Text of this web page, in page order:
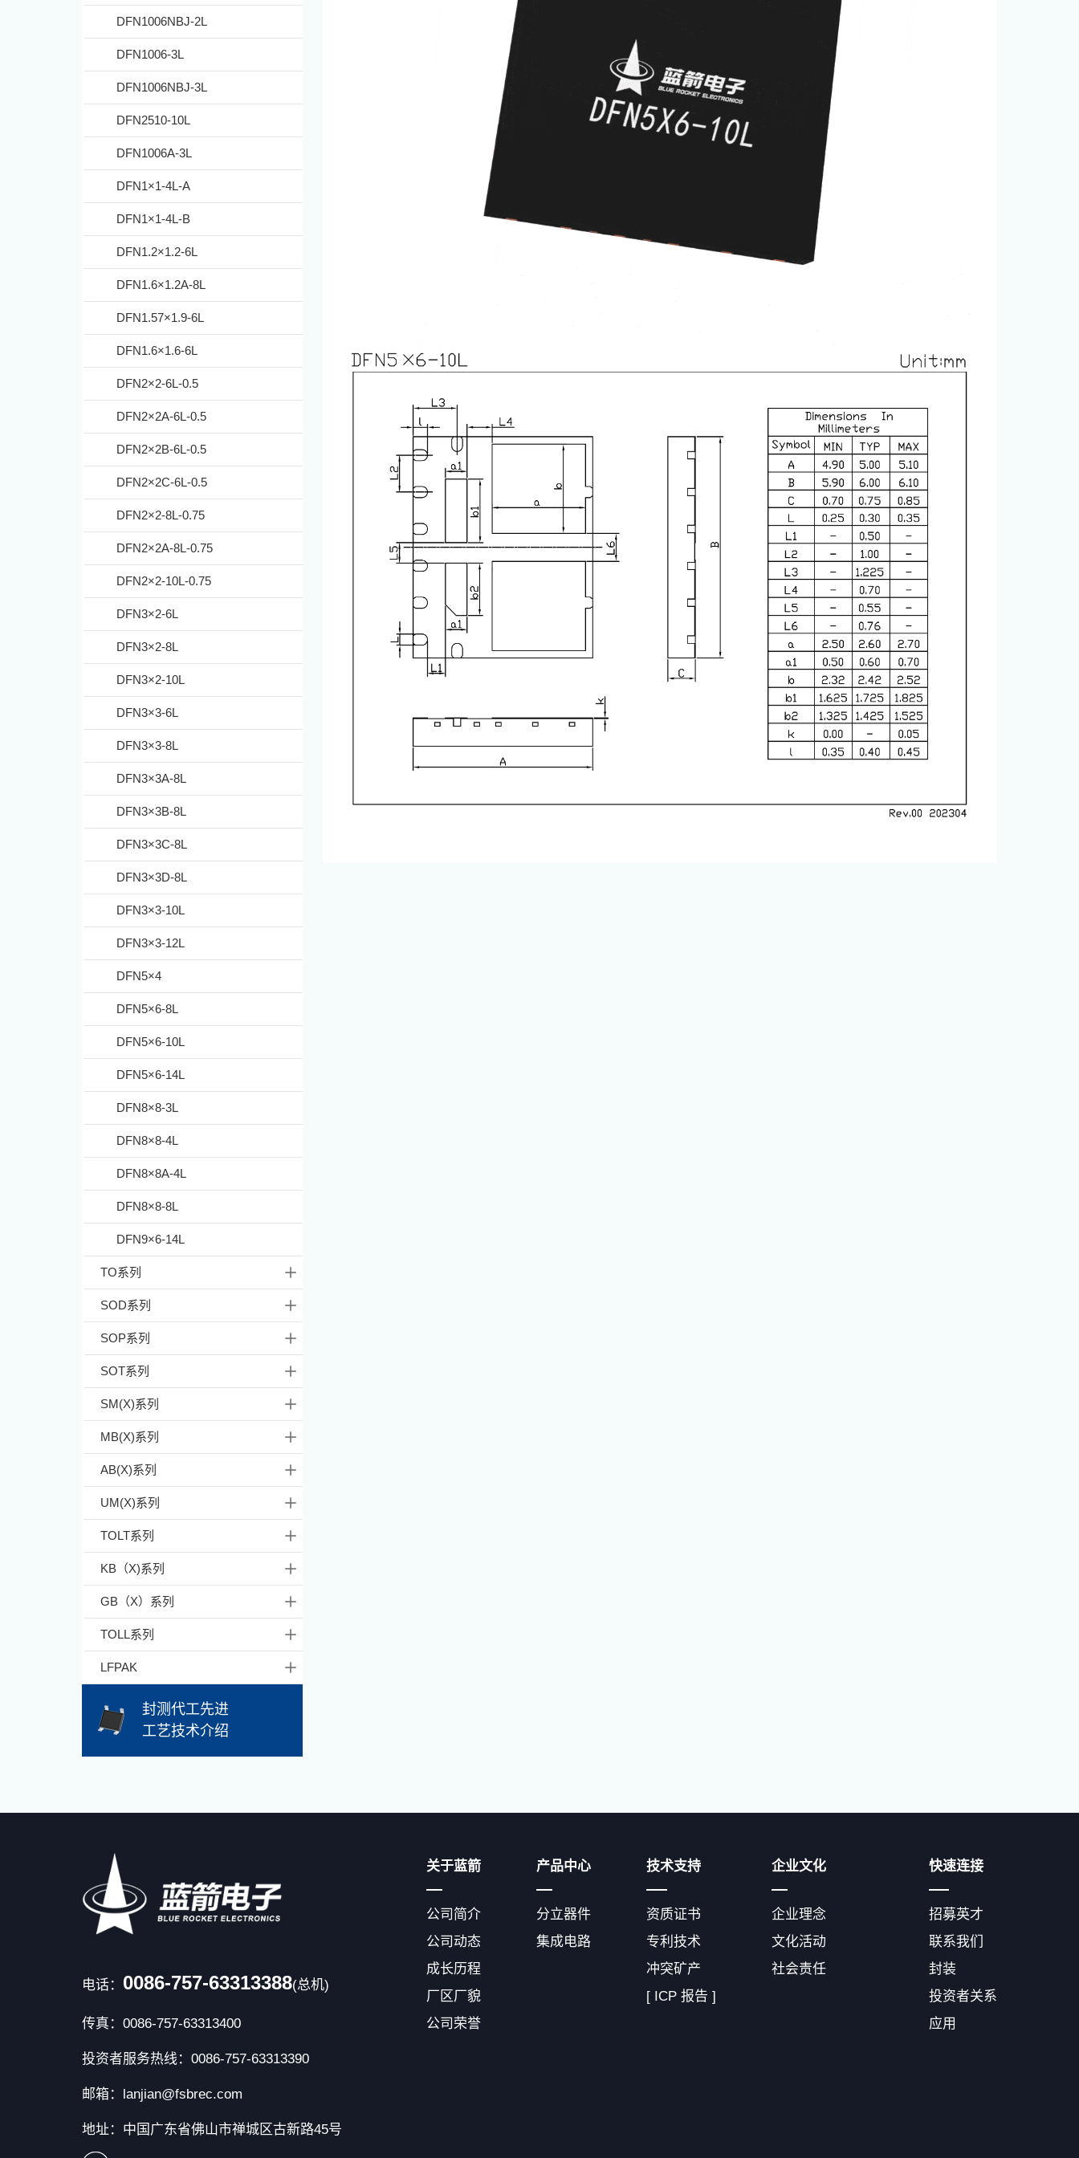
DFN1006NBJ-2L
DFN1006-3L
DFN1006NBJ-3L
DFN2510-10L
DFN1006A-3L
DFN1×1-4L-A
DFN1×1-4L-B
DFN1.2×1.2-6L
DFN1.6×1.2A-8L
DFN1.57×1.9-6L
DFN1.6×1.6-6L
DFN2×2-6L-0.5
DFN2×2A-6L-0.5
DFN2×2B-6L-0.5
DFN2×2C-6L-0.5
DFN2×2-8L-0.75
DFN2×2A-8L-0.75
DFN2×2-10L-0.75
DFN3×2-6L
DFN3×2-8L
DFN3×2-10L
DFN3×3-6L
DFN3×3-8L
DFN3×3A-8L
DFN3×3B-8L
DFN3×3C-8L
DFN3×3D-8L
DFN3×3-10L
DFN3×3-12L
DFN5×4
DFN5×6-8L
DFN5×6-10L
DFN5×6-14L
DFN8×8-3L
DFN8×8-4L
DFN8×8A-4L
DFN8×8-8L
DFN9×6-14L
TO系列
SOD系列
SOP系列
SOT系列
SM(X)系列
MB(X)系列
AB(X)系列
UM(X)系列
TOLT系列
KB（X)系列
GB（X）系列
TOLL系列
LFPAK
封测代工先进
工艺技术介绍
电话： 0086-757-63313388(总机)
传真：0086-757-63313400
投资者服务热线：0086-757-63313390
邮箱：lanjian@fsbrec.com
地址：中国广东省佛山市禅城区古新路45号
关于蓝箭
公司简介
公司动态
成长历程
厂区厂貌
公司荣誉
产品中心
分立器件
集成电路
技术支持
资质证书
专利技术
冲突矿产
[ ICP 报告 ]
企业文化
企业理念
文化活动
社会责任
快速连接
招募英才
联系我们
封装
投资者关系
应用